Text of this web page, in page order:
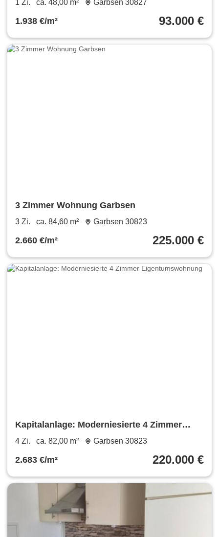
1 Zi. ca. 48,00 m² Garbsen 30827
1.938 €/m² 93.000 €
3 Zimmer Wohnung Garbsen
3 Zi. ca. 84,60 m² Garbsen 30823
2.660 €/m² 225.000 €
Kapitalanlage: Moderniesierte 4 Zimmer
Eigentumswohnung
4 Zi. ca. 82,00 m² Garbsen 30823
2.683 €/m² 220.000 €